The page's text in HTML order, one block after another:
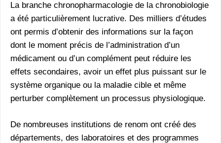
La branche chronopharmacologie de la chronobiologie
a été particulièrement lucrative. Des milliers d’études
ont permis d’obtenir des informations sur la façon
dont le moment précis de l’administration d’un
médicament ou d’un complément peut réduire les
effets secondaires, avoir un effet plus puissant sur le
système organique ou la maladie cible et même
perturber complètement un processus physiologique.
De nombreuses institutions de renom ont créé des
départements, des laboratoires et des programmes